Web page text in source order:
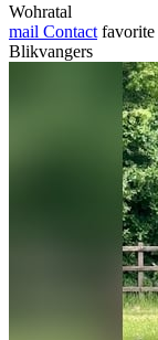
Wohratal
mail Contact favorite
Blikvangers